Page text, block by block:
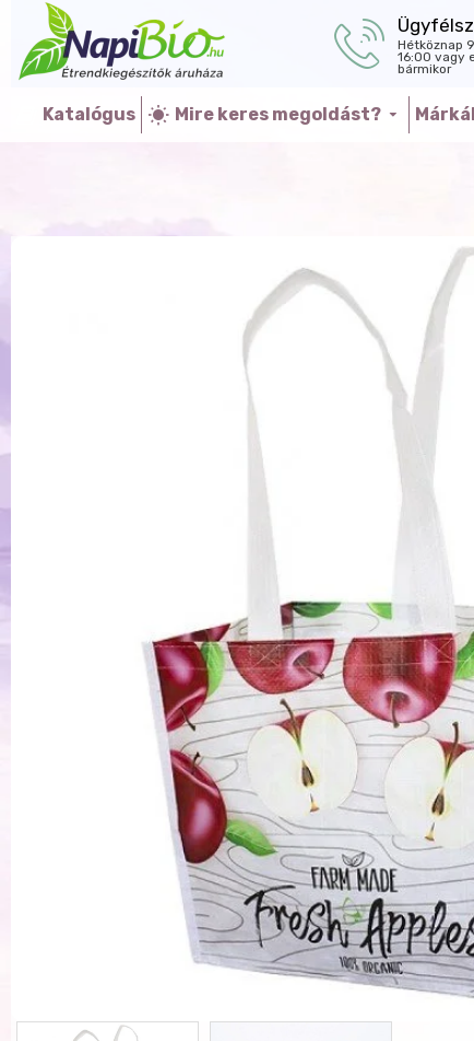
Hétköznap
16:00 vagy
bármikor
Katalógus Mire keres megoldást?